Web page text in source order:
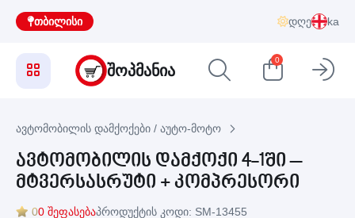
თბილისი დღე ka
ᲨᲝᲞᲛᲐᲜᲘᲐ
0
ავტომობილის დამქოქები / აუტო-მოტო
ავტომობილის დამქოქი 4-1ში –
მტვერსასრუტი + კომპრესორი
00 შეფასებაპროდუქტის კოდი: SM-13455